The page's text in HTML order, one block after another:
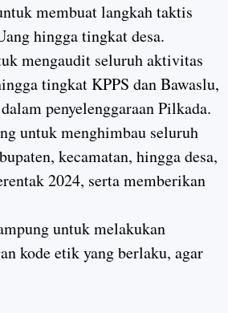
membuat langkah taktis
hingga tingkat desa.
mengaudit seluruh aktivitas
tingkat KPPS dan Bawaslu,
penyelenggaraan Pilkada.
untuk menghimbau seluruh
kecamatan, hingga desa,
2024, serta memberikan
untuk melakukan
kode etik yang berlaku, agar